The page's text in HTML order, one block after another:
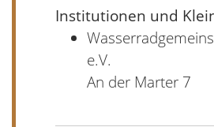
Institutionen und
e.V.
An der Marter 7